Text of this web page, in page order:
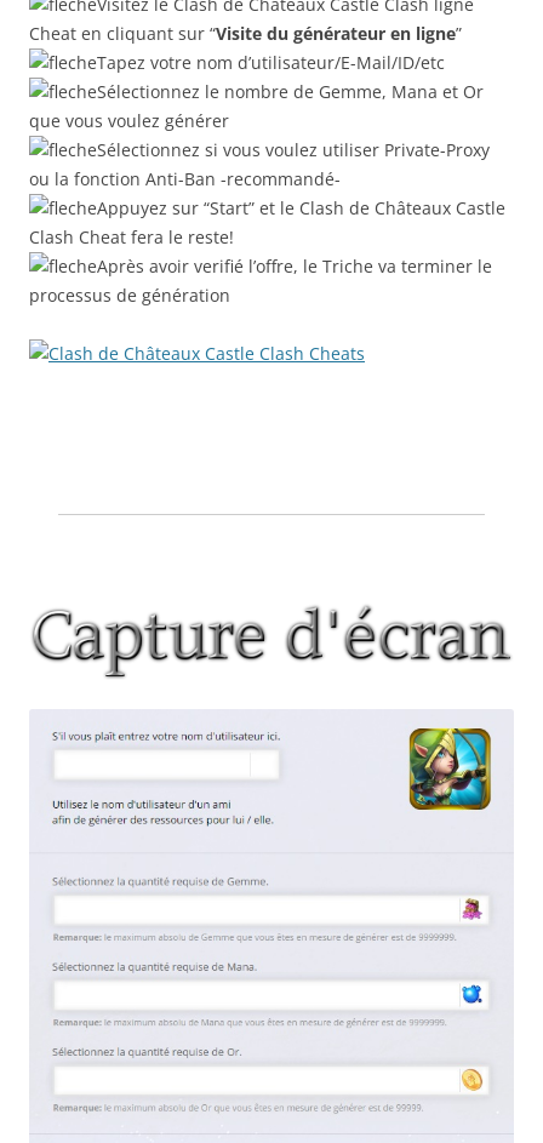
Cheat en cliquant sur “Visite du générateur en ligne”
Tapez votre nom d’utilisateur/E-Mail/ID/etc
Sélectionnez le nombre de Gemme, Mana et Or
que vous voulez générer
Sélectionnez si vous voulez utiliser Private-Proxy
ou la fonction Anti-Ban -recommandé-
Appuyez sur “Start” et le Clash de Châteaux Castle
Clash Cheat fera le reste!
Après avoir verifié l’offre, le Triche va terminer le
processus de génération